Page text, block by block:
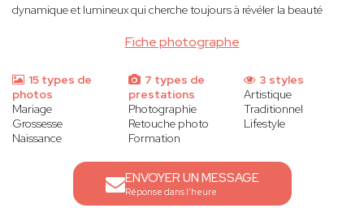
Fiche photographe
dynamique et lumineux qui cherche toujours à révéler la beauté
15 types de
photos
Mariage
Grossesse
Naissance
7 types de
prestations
Photographie
Retouche photo
Formation
3 styles
Artistique
Traditionnel
Lifestyle
ENVOYER UN MESSAGE
Réponse dans l'heure